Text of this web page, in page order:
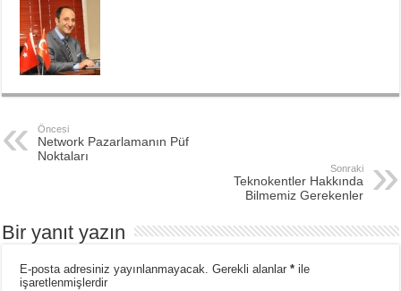
Öncesi
Network Pazarlamanın Püf
Noktaları
Sonraki
Teknokentler Hakkında
Bilmemiz Gerekenler
Bir yanıt yazın
E-posta adresiniz yayınlanmayacak. Gerekli alanlar* ile
işaretlenmişlerdir